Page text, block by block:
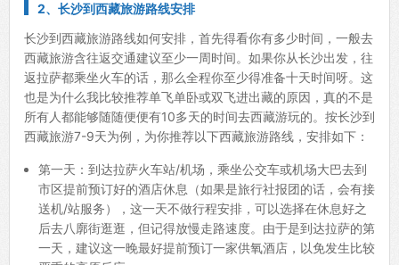
2、长沙到西藏旅游路线安排
长沙到西藏旅游路线如何安排，首先得看你有多少时间，一般去
西藏旅游含往返交通建议至少一周时间。如果你从长沙出发，往
返拉萨都乘坐火车的话，那么全程你至少得准备十天时间呀。这
也是为什么我比较推荐单飞单卧或双飞进出藏的原因，真的不是
所有人都能够随随便便有10多天的时间去西藏游玩的。按长沙到
西藏旅游7-9天为例，为你推荐以下西藏旅游路线，安排如下：
第一天：到达拉萨火车站/机场，乘坐公交车或机场大巴去到
市区提前预订好的酒店休息（如果是旅行社报团的话，会有接
送机/站服务），这一天不做行程安排，可以选择在休息好之
后去八廓街逛逛，但记得放慢走路速度。由于是到达拉萨的第
一天，建议这一晚最好提前预订一家供氧酒店，以免发生比较